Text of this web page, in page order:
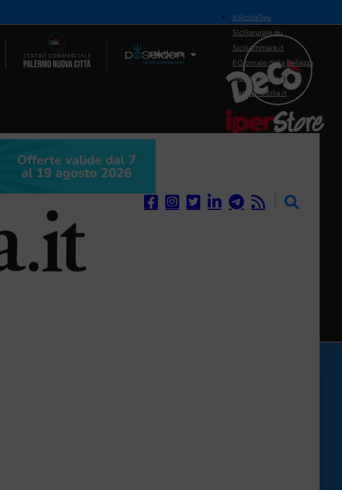
Il Network
il SiciliaTivù
Siciliarurale.eu
Siciliammare.it
Il Giornale della Bellezza
Siciliamedica.it
Sanitainsicilia.it